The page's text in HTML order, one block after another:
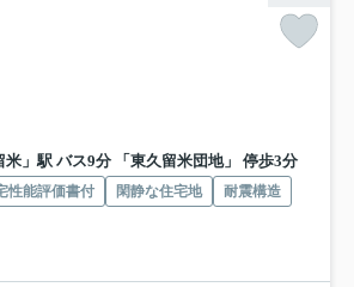
」駅 バス9分 「東久留米団地」 停歩3分
性能評価書付 閑静な住宅地
耐震構造